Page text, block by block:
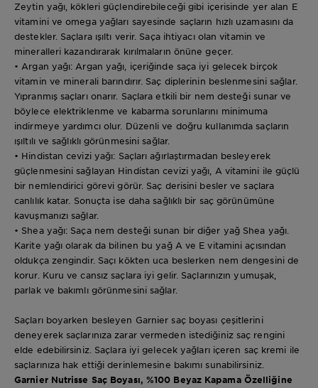
Zeytin yağı, kökleri güçlendirebileceği gibi içerisinde yer alan E
vitamini ve omega yağları sayesinde saçların hızlı uzamasını da
destekler. Saçlara ışıltı verir. Saça ihtiyacı olan vitamin ve
mineralleri kazandırarak kırılmaların önüne geçer.
• Argan yağı: Argan yağı, içeriğinde saça iyi gelecek birçok
vitamin ve minerali barındırır. Saç diplerinin beslenmesini sağlar.
Yıpranmış saçları onarır. Saçlara etkili bir nem desteği sunar ve
böylece elektriklenme ve kabarma sorunlarını minimuma
indirmeye yardımcı olur. Düzenli ve doğru kullanımda saçların
ışıltılı ve sağlıklı görünmesini sağlar.
• Hindistan cevizi yağı: Saçları ağırlaştırmadan besleyerek
güçlenmesini sağlayan Hindistan cevizi yağı, A vitamini ile güçlü
bir nemlendirici görevi görür. Saç derisini besler ve saçlara
canlılık katar. Sonuçta ise daha sağlıklı bir saç görünümüne
kavuşmanızı sağlar.
• Shea yağı: Saça nem desteği sunan bir diğer yağ Shea yağı.
Karite yağı olarak da bilinen bu yağ A ve E vitamini açısından
oldukça zengindir. Saçı kökten uca beslerken nem dengesini de
korur. Kuru ve cansız saçlara iyi gelir. Saçlarınızın yumuşak,
parlak ve bakımlı görünmesini sağlar.
Saçları boyarken besleyen Garnier saç boyası çeşitlerini
deneyerek saçlarınıza zarar vermeden istediğiniz saç rengini
elde edebilirsiniz. Saçlara iyi gelecek yağları içeren saç kremi ile
saçlarınıza hak ettiği derinlemesine bakımı sunabilirsiniz.
Garnier Nutrisse Saç Boyası, %100 Beyaz Kapama Özelliğine